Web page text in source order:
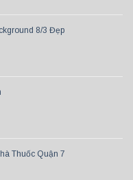
8/3 Đẹp
Thuốc Quận 7